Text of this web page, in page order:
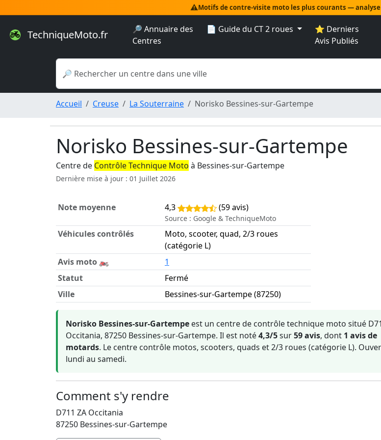
⚠️Motifs de contre-visite moto les plus courants —
TechniqueMoto.fr
🔎 Annuaire des
Centres
📄 Guide du CT 2 roues
⭐ Derniers
Avis Publiés
Accueil Creuse La Souterraine Norisko Bessines-sur-Gartempe
Norisko Bessines-sur-Gartempe
Centre de Contrôle Technique Moto à Bessines-sur-Gartempe
Dernière mise à jour : 01 Juillet 2026
Informations clés sur Norisko Bessines-sur-Gartempe
Note moyenne 4,3 (59 avis)
Source : Google & TechniqueMoto
Véhicules contrôlés
Moto, scooter, quad, 2/3 roues
(catégorie L)
Avis moto 🏍️
1
Statut
Fermé
Ville
Bessines-sur-Gartempe (87250)
Norisko Bessines-sur-Gartempe est un centre de contrôle technique moto situé
Occitania, 87250 Bessines-sur-Gartempe. Il est noté4,3/5sur59 avis, dont 1 avis de
motards. Le centre contrôle motos, scooters, quads et 2/3 roues (catégorie L).
lundi au samedi.
Comment s'y rendre
D711 ZA Occitania
87250 Bessines-sur-Gartempe